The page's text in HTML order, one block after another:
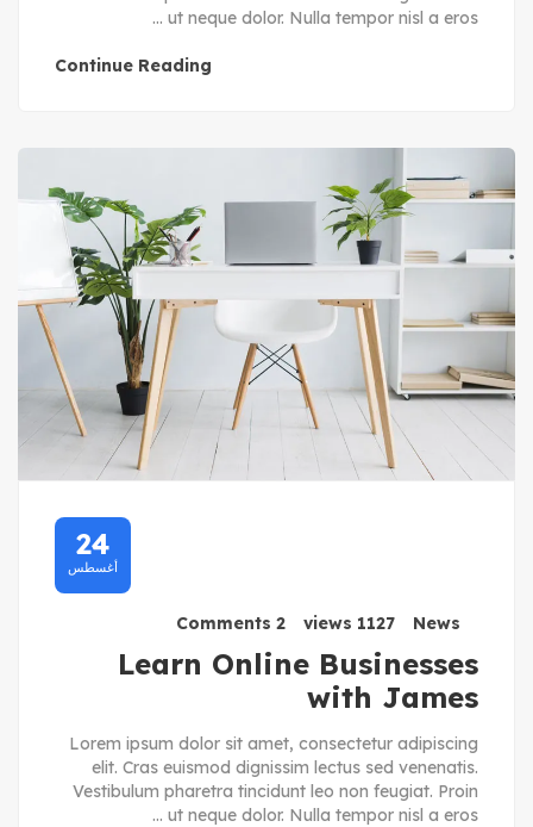
ut neque dolor. Nulla tempor nisl a eros ...
Continue Reading
24
أغسطس
News
1127 views
2 Comments
Learn Online Businesses
with James
Lorem ipsum dolor sit amet, consectetur adipiscing
elit. Cras euismod dignissim lectus sed venenatis.
Vestibulum pharetra tincidunt leo non feugiat. Proin
ut neque dolor. Nulla tempor nisl a eros ...